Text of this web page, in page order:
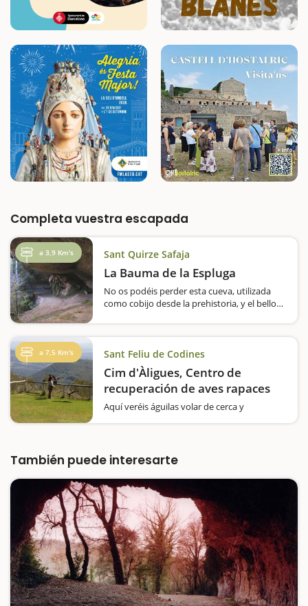
Completa vuestra escapada
a 3,9 Km's Sant Quirze Safaja
La Bauma de la Espluga
No os podéis perder esta cueva, utilizada
como cobijo desde la prehistoria, y el bello
agradable paseo por un camino llano y muy
indicado, saliendo…
a 7,5 Km's Sant Feliu de Codines
Cim d'Àligues, Centro de
recuperación de aves rapaces
Aquí veréis águilas volar de cerca y
águilas? ¿Queréis conocer de…
También puede interesarte